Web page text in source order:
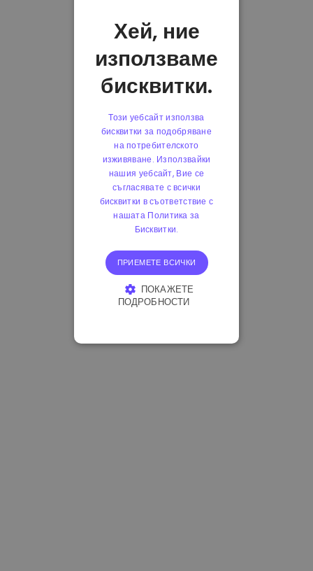
Хей, ние
използваме
бисквитки.
Този уебсайт използва
бисквитки за подобряване
на потребителското
изживяване. Използвайки
нашия уебсайт, Вие се
съгласявате с всички
бисквитки в съответствие с
нашата Политика за
Бисквитки.
ПРИЕМЕТЕ ВСИЧКИ
ПОКАЖЕТЕ
ПОДРОБНОСТИ